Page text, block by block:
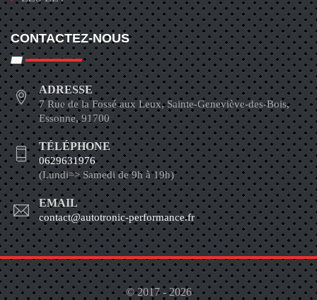
CONTACTEZ-NOUS
ADRESSE
7 Rue de la Fossé aux Leux, Sainte-Geneviève-des-Bois,
Essonne, 91700
TÉLÉPHONE
0629631976
(Lundi=> Samedi de 9h à 19h)
EMAIL
contact@autotronic-performance.fr
© 2017 - 2026